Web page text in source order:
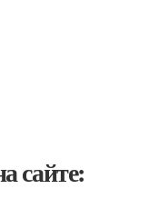
сайте: